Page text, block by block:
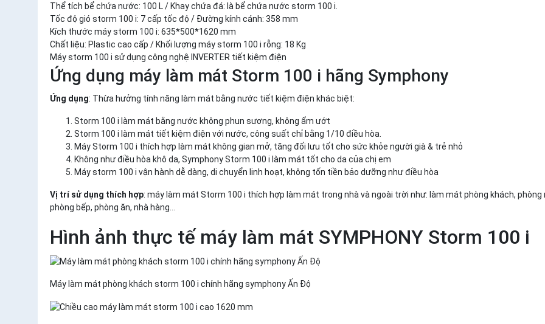
Thể tích bể chứa nước: 100 L / Khay chứa đá: là bể chứa nước storm 100 i.
Tốc độ gió storm 100 i: 7 cấp tốc độ / Đường kính cánh: 358 mm
Kích thước máy storm 100 i: 635*500*1620 mm
Chất liệu: Plastic cao cấp / Khối lượng máy storm 100 i rỗng: 18 Kg
Máy storm 100 i sử dụng công nghệ INVERTER tiết kiệm điện
Ứng dụng máy làm mát Storm 100 i hãng Symphony
Ứng dụng: Thừa hưởng tính năng làm mát bằng nước tiết kiệm điện khác biệt:
Storm 100 i làm mát bằng nước không phun sương, không ẩm ướt
Storm 100 i làm mát tiết kiệm điện với nước, công suất chỉ bằng 1/10 điều hòa.
Máy Storm 100 i thích hợp làm mát không gian mở, tăng đối lưu tốt cho sức khỏe người già & trẻ nhỏ
Không như điều hòa khô da, Symphony Storm 100 i làm mát tốt cho da của chị em
Máy storm 100 i vận hành dễ dàng, di chuyển linh hoạt, không tốn tiền bảo dưỡng như điều hòa
Vị trí sử dụng thích hợp: máy làm mát Storm 100 i thích hợp làm mát trong nhà và ngoài trời như: làm mát phòng khách, phòng
phòng bếp, phòng ăn, nhà hàng…
Hình ảnh thực tế máy làm mát SYMPHONY Storm 100 i
Máy làm mát phòng khách storm 100 i chính hãng symphony Ấn Độ